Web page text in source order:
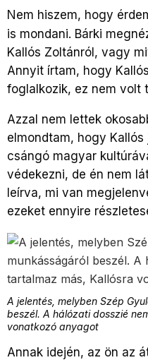
Nem hiszem, hogy
is mondani. Bárki
Kallós Zoltánról, vagy
Annyit írtam, hogy
foglalkozik, ez nem volt
Azzal nem lettek
elmondtam, hogy
csángó magyar
védekezni, de én nem
leírva, mi van
ezeket ennyire
A jelentés, melyben Szép
beszél. A hálózati dosszié
vonatkozó anyagot
Annak idején, az ön az